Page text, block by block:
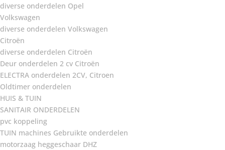
diverse onderdelen Opel
Volkswagen
diverse onderdelen Volkswagen
Citroën
diverse onderdelen Citroën
Deur onderdelen 2 cv Citroën
ELECTRA onderdelen 2CV, Citroen
Oldtimer onderdelen
HUIS & TUIN
SANITAIR ONDERDELEN
pvc koppeling
TUIN machines Gebruikte onderdelen
motorzaag heggeschaar DHZ